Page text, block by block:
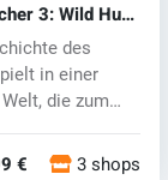
3: Wild Hunt
3) (Switch) key
des
in einer
die zum
€ 3 shops